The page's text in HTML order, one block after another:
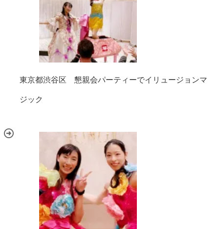
東京都渋谷区 懇親会パーティーでイリュージョンマ
ジック